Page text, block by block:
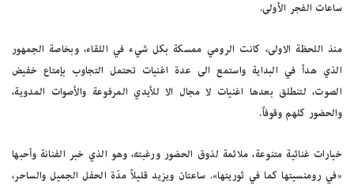
ساعات الفجر الأولى.
منذ اللحظة الاولى، كانت الرومي ممسكة بكل شيء في اللقاء، وبخاصة الجمهور
الذي هدأ في البداية واستمع الى عدة اغنيات تحتمل التجاوب بإمتاع خفيض
الصوت، لتنطلق بعدها اغنيات لا مجال الا للأيدي المرفوعة والأصوات المدوية،
والحضور كلهم وقوفاً.
خيارات غنائية متنوعة، ملائمة لذوق الحضور ورغبته، وهو الذي خبر الفنانة وأحبها
«في رومنسيتها كما في ثوريتها». ساعتان ويزيد قليلاً مدّة الحفل الجميل والساحر،